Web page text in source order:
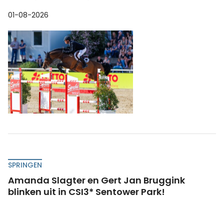
01-08-2026
SPRINGEN
Amanda Slagter en Gert Jan Bruggink
blinken uit in CSI3* Sentower Park!